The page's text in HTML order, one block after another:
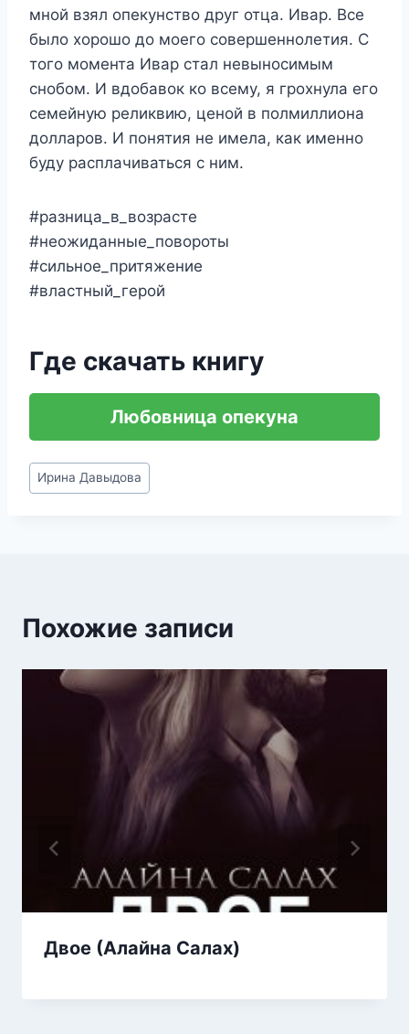
мной взял опекунство друг отца. Ивар. Все
было хорошо до моего совершеннолетия. С
того момента Ивар стал невыносимым
снобом. И вдобавок ко всему, я грохнула его
семейную реликвию, ценой в полмиллиона
долларов. И понятия не имела, как именно
буду расплачиваться с ним.
#разница_в_возрасте
#неожиданные_повороты
#сильное_притяжение
#властный_герой
Где скачать книгу
Любовница опекуна
Метки
записи:
Ирина Давыдова
Похожие записи
Двое (Алайна Салах)